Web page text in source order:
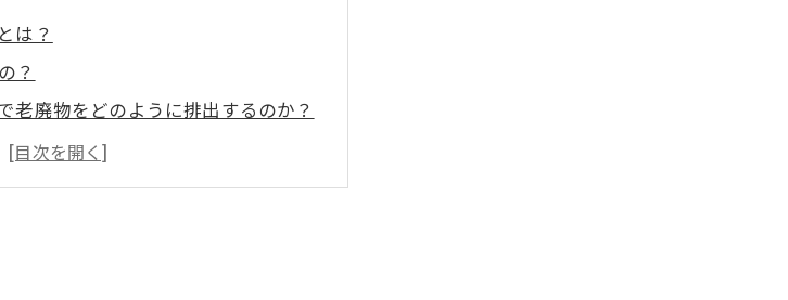
は？
？
老廃物をどのように排出するのか？
効果は？
どんな方におすすめ？